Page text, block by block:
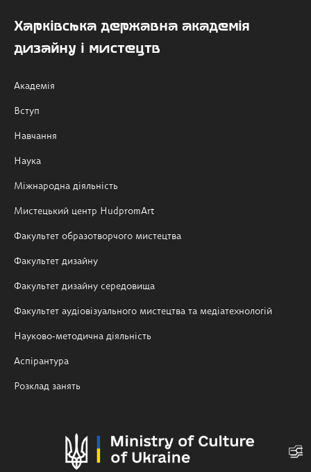
Харківська державна академія
дизайну і мистецтв
Академія
Вступ
Навчання
Наука
Міжнародна діяльність
Мистецький центр HudpromArt
Факультет образотворчого мистецтва
Факультет дизайну
Факультет дизайну середовища
Факультет аудіовізуального мистецтва та медіатехнологій
Науково-методична діяльність
Аспірантура
Розклад занять